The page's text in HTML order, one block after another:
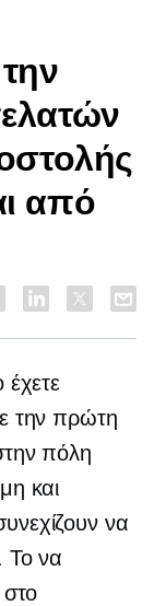
από
έχετε
την πρώτη
πόλη
και
να
Το να
στο